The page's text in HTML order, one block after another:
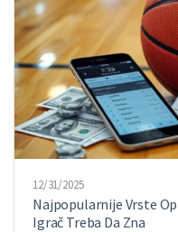
12/31/2025
Najpopularnije Vrste
Igrač Treba Da Zna